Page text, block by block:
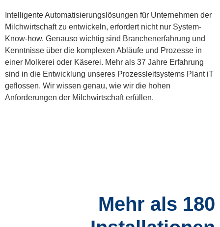
Intelligente Automatisierungslösungen für Unternehmen der
Milchwirtschaft zu entwickeln, erfordert nicht nur System-
Know-how. Genauso wichtig sind Branchenerfahrung und
Kenntnisse über die komplexen Abläufe und Prozesse in
einer Molkerei oder Käserei. Mehr als 37 Jahre Erfahrung
sind in die Entwicklung unseres Prozessleitsystems Plant iT
geflossen. Wir wissen genau, wie wir die hohen
Anforderungen der Milchwirtschaft erfüllen.
Mehr als 180